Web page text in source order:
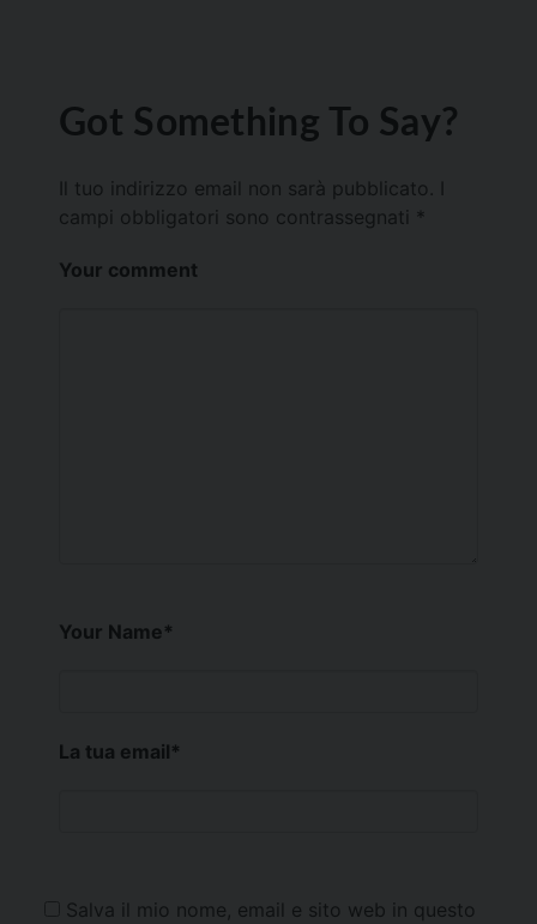
Got Something To Say?
Il tuo indirizzo email non sarà pubblicato.
campi obbligatori sono contrassegnati *
Your comment
Your Name*
La tua email*
Salva il mio nome, email e sito web in questo